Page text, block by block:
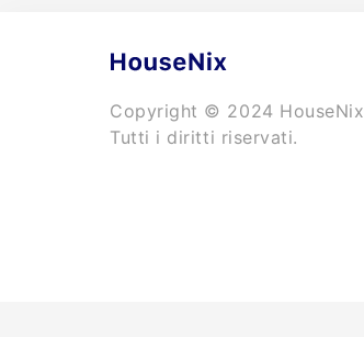
Copyright © 2024 HouseNix
Tutti i diritti riservati.